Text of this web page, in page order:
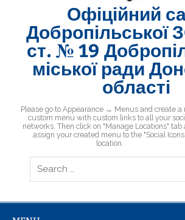
Офіційний
Добропільської
ст. № 19
міської ради
області
Добропільська ЗОШ № 19
Please go to Appearance → Menus and create a
custom menu with custom links to all your
networks. Then click on "Manage Locations" tab
assign your created menu to the "Social
location.